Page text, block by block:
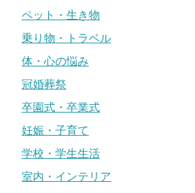
ペット・生き物
乗り物・トラベル
体・心の悩み
冠婚葬祭
卒園式・卒業式
妊娠・子育て
学校・学生生活
室内・インテリア